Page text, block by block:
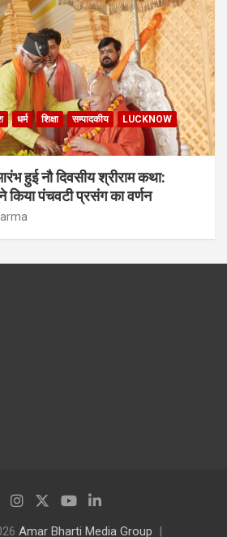
धर्म शिक्षा सम्पादकीय
LUCKNOW
हुई नौ दिवसीय श्रीराम कथा:
किया पंचवटी प्रसंग का वर्णन
Amar Bharti Media Group